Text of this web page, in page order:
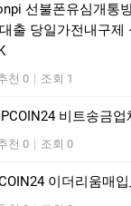
선불폰유심개통
출 당일가전내구제
천 0 | 조회 1
비트송금
천 0 | 조회 0
이더리움매입